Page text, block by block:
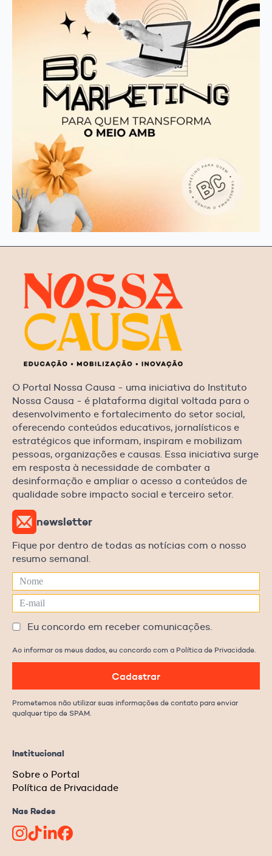
O Portal Nossa Causa - uma iniciativa do Instituto
Nossa Causa - é plataforma digital voltada para o
desenvolvimento e fortalecimento do setor social,
oferecendo conteúdos educativos, jornalísticos e
estratégicos que informam, inspiram e mobilizam
pessoas, organizações e causas. Essa iniciativa surge
em resposta à necessidade de combater a
desinformação e ampliar o acesso a conteúdos de
qualidade sobre impacto social e terceiro setor.
Institucional
Sobre o Portal
Política de Privacidade
Nas Redes
newsletter
Fique por dentro de todas as notícias com o nosso
resumo semanal.
Eu concordo em receber comunicações.
Ao informar os meus dados, eu concordo com a Política de Privacidade.
Cadastrar
Prometemos não utilizar suas informações de contato para enviar
qualquer tipo de SPAM.